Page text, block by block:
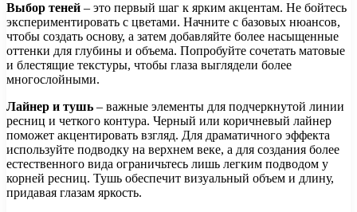
Выбор теней – это первый шаг к ярким акцентам. Не бойтесь
экспериментировать с цветами. Начните с базовых нюансов,
чтобы создать основу, а затем добавляйте более насыщенные
оттенки для глубины и объема. Попробуйте сочетать матовые
и блестящие текстуры, чтобы глаза выглядели более
многослойными.
Лайнер и тушь – важные элементы для подчеркнутой линии
ресниц и четкого контура. Черный или коричневый лайнер
поможет акцентировать взгляд. Для драматичного эффекта
используйте подводку на верхнем веке, а для создания более
естественного вида ограничьтесь лишь легким подводом у
корней ресниц. Тушь обеспечит визуальный объем и длину,
придавая глазам яркость.